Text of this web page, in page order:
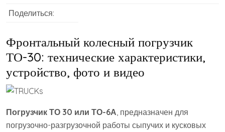
Поделиться:
Фронтальный колесный погрузчик
ТО-30: технические характеристики,
устройство, фото и видео
Погрузчик ТО 30 или ТО-6А , предназначен для
погрузочно-разгрузочной работы сыпучих и кусковых